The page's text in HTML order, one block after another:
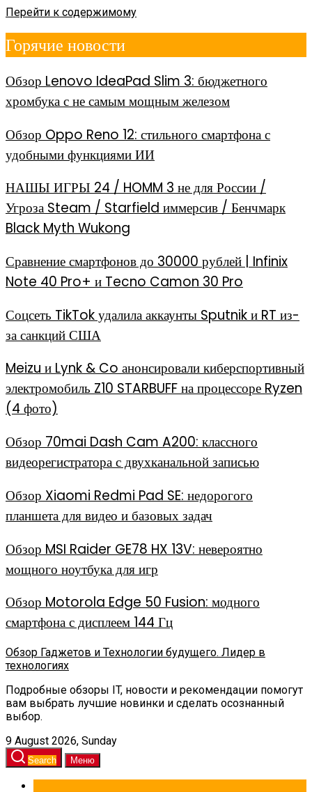
Перейти к содержимому
Горячие новости
Обзор Lenovo IdeaPad Slim 3: бюджетного
хромбука с не самым мощным железом
Обзор Oppo Reno 12: стильного смартфона с
удобными функциями ИИ
НАШЫ ИГРЫ 24 / HOMM 3 не для России /
Угроза Steam / Starfield иммерсив / Бенчмарк
Black Myth Wukong
Сравнение смартфонов до 30000 рублей | Infinix
Note 40 Pro+ и Tecno Camon 30 Pro
Соцсеть TikTok удалила аккаунты Sputnik и RT из-
за санкций США
Meizu и Lynk & Co анонсировали киберспортивный
электромобиль Z10 STARBUFF на процессоре Ryzen
(4 фото)
Обзор 70mai Dash Cam A200: классного
видеорегистратора с двухканальной записью
Обзор Xiaomi Redmi Pad SE: недорогого
планшета для видео и базовых задач
Обзор MSI Raider GE78 HX 13V: невероятно
мощного ноутбука для игр
Обзор Motorola Edge 50 Fusion: модного
смартфона с дисплеем 144 Гц
Обзор Гаджетов и Технологии будущего. Лидер в
технологиях
Подробные обзоры IT, новости и рекомендации помогут
вам выбрать лучшие новинки и сделать осознанный
выбор.
9 August 2026, Sunday
Search Меню